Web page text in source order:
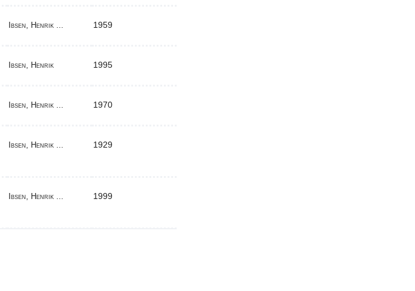
Ibsen, Henrik ... 1959
Ibsen, Henrik 1995
Ibsen, Henrik ... 1970
Ibsen, Henrik ... 1929
Ibsen, Henrik ... 1999